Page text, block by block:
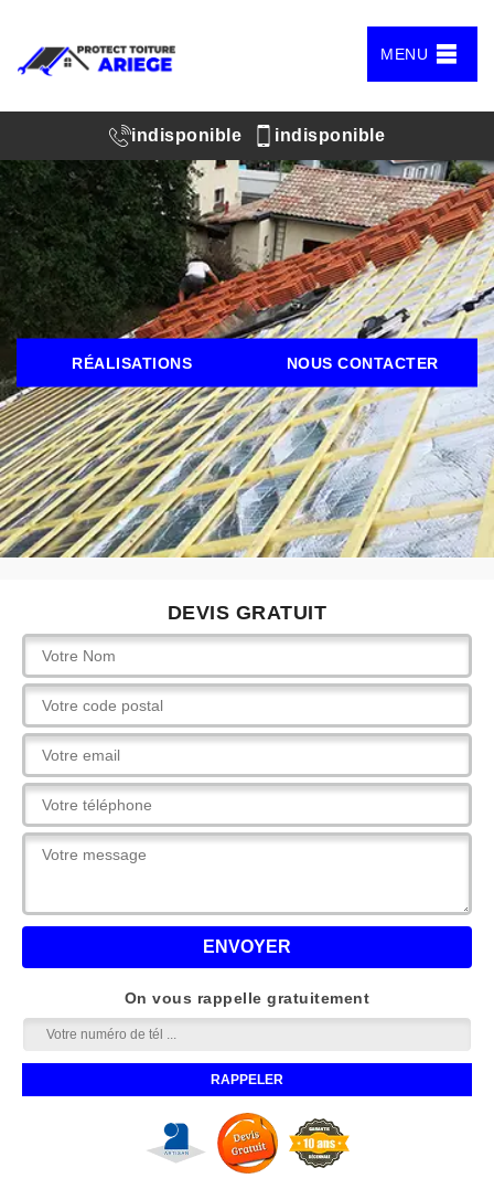
MENU
indisponible indisponible
RÉALISATIONS NOUS CONTACTER
DEVIS GRATUIT
On vous rappelle gratuitement